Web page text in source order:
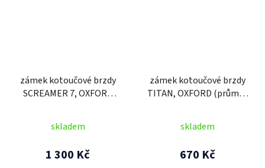
zámek kotoučové brzdy
SCREAMER 7, OXFORD
7 mm)
skladem
1 300 Kč
zámek kotoučové brzdy
TITAN, OXFORD (průměr
skladem
670 Kč